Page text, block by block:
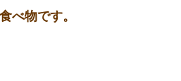
べ物です。